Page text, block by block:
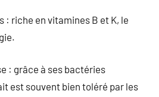
: riche en vitamines B et K, le
: grâce à ses bactéries
est souvent bien toléré par les